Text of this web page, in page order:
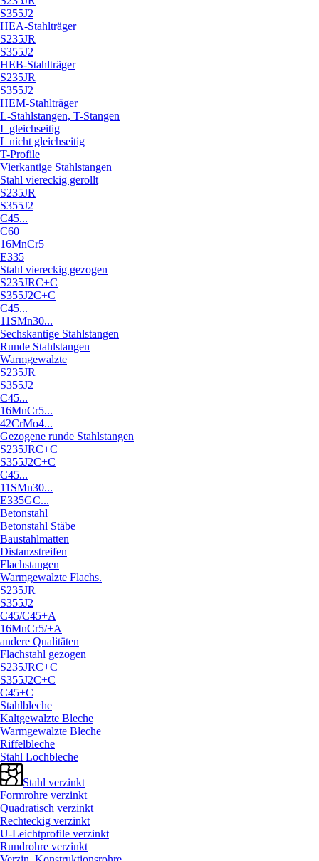
S355J2
HEA-Stahlträger
S235JR
S355J2
HEB-Stahlträger
S235JR
S355J2
HEM-Stahlträger
L-Stahlstangen, T-Stangen
L gleichseitig
L nicht gleichseitig
T-Profile
Vierkantige Stahlstangen
Stahl viereckig gerollt
S235JR
S355J2
C45...
C60
16MnCr5
E335
Stahl viereckig gezogen
S235JRC+C
S355J2C+C
C45...
11SMn30...
Sechskantige Stahlstangen
Runde Stahlstangen
Warmgewalzte
S235JR
S355J2
C45...
16MnCr5...
42CrMo4...
Gezogene runde Stahlstangen
S235JRC+C
S355J2C+C
C45...
11SMn30...
E335GC...
Betonstahl
Betonstahl Stäbe
Baustahlmatten
Distanzstreifen
Flachstangen
Warmgewalzte Flachs.
S235JR
S355J2
C45/C45+A
16MnCr5/+A
andere Qualitäten
Flachstahl gezogen
S235JRC+C
S355J2C+C
C45+C
Stahlbleche
Kaltgewalzte Bleche
Warmgewalzte Bleche
Riffelbleche
Stahl Lochbleche
Stahl verzinkt
Formrohre verzinkt
Quadratisch verzinkt
Rechteckig verzinkt
U-Leichtprofile verzinkt
Rundrohre verzinkt